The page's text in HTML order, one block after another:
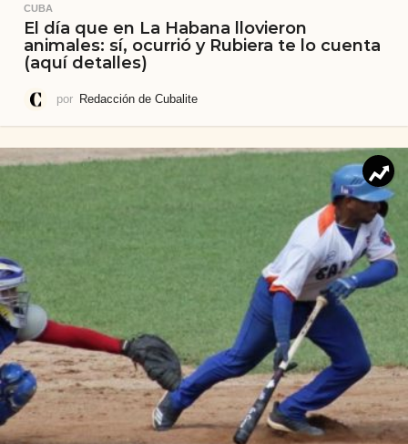
CUBA
El día que en La Habana llovieron
animales: sí, ocurrió y Rubiera te lo cuenta
(aquí detalles)
por Redacción de Cubalite